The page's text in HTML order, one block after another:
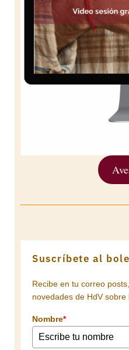
Suscríbete al
Recibe en tu correo
novedades de HdV
Nombre*